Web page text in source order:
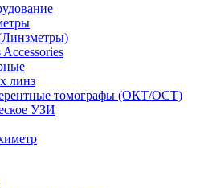
Accessories
линз
томографы (ОКТ/ОСТ)
УЗИ